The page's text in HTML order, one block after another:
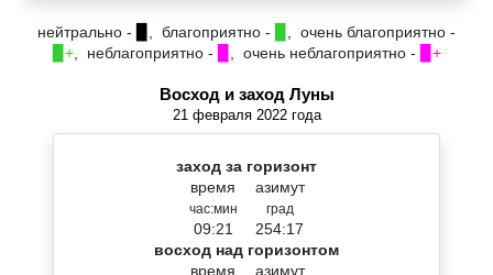
нейтрально - , благоприятно -
, очень благоприятно -
▉+, неблагоприятно - , очень неблагоприятно - ▉+
Восход и заход Луны
21 февраля 2022 года
заход за горизонт
время
час:мин
09:21
азимут
град
254:17
восход над горизонтом
время
азимут